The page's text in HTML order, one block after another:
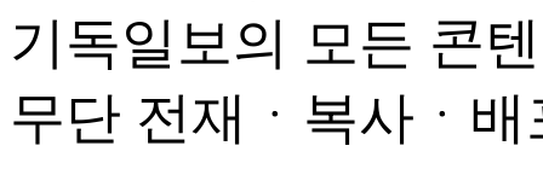
기독일보의 모든 콘
무단 전재ㆍ복사ㆍ